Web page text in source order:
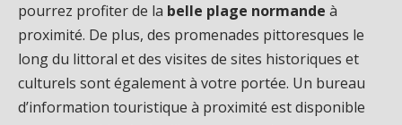
pourrez profiter de la belle plage normande à
proximité. De plus, des promenades pittoresques le
long du littoral et des visites de sites historiques et
culturels sont également à votre portée. Un bureau
d’information touristique à proximité est disponible